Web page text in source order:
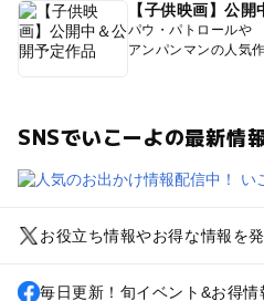
【子供映画】公
パウ・パトロールや
アンパンマンの人気作
SNSでいこーよの最新情
お役立ち情報やお得な情報を
毎日更新！旬イベント&お得情